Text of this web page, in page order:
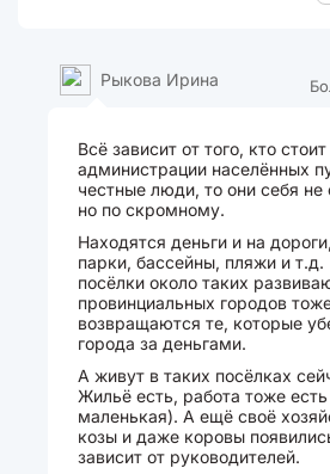
Рыкова Ирина
Всё зависит от того, кто
администрации населённых
честные люди, то они себя
но по скромному.
Находятся деньги и на
парки, бассейны, пляжи и
посёлки около таких
провинциальных городов
возвращаются те, которые
города за деньгами.
А живут в таких посёлках
Жильё есть, работа тоже
маленькая). А ещё своё
козы и даже коровы
зависит от руководителей.